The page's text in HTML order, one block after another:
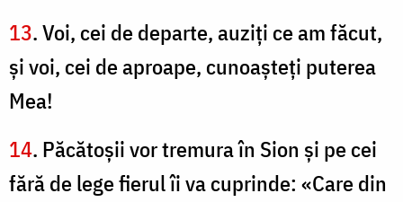
13. Voi, cei de departe, auziţi ce am făcut,
şi voi, cei de aproape, cunoaşteţi puterea
Mea!
14. Păcătoşii vor tremura în Sion şi pe cei
fără de lege fierul îi va cuprinde: «Care din